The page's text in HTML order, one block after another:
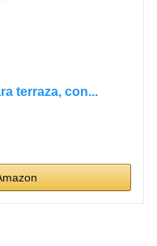
terraza, con...